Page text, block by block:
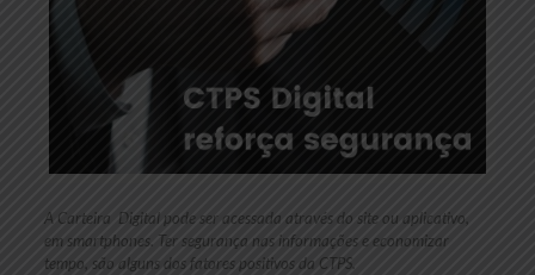
A Carteira Digital pode ser acessada através do site ou aplicativo,
em smartphones. Ter segurança nas informações e economizar
tempo, são alguns dos fatores positivos da CTPS.